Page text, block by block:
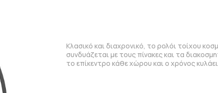
Κλασικό και διαχρονικό, το ρολόι τοίχου
συνδυάζεται με τους πίνακες και τα
το επίκεντρο κάθε χώρου και ο χρόνος